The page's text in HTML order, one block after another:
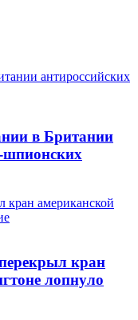
антироссийских
в Британии
шпионских
кран американской
кран
лопнуло